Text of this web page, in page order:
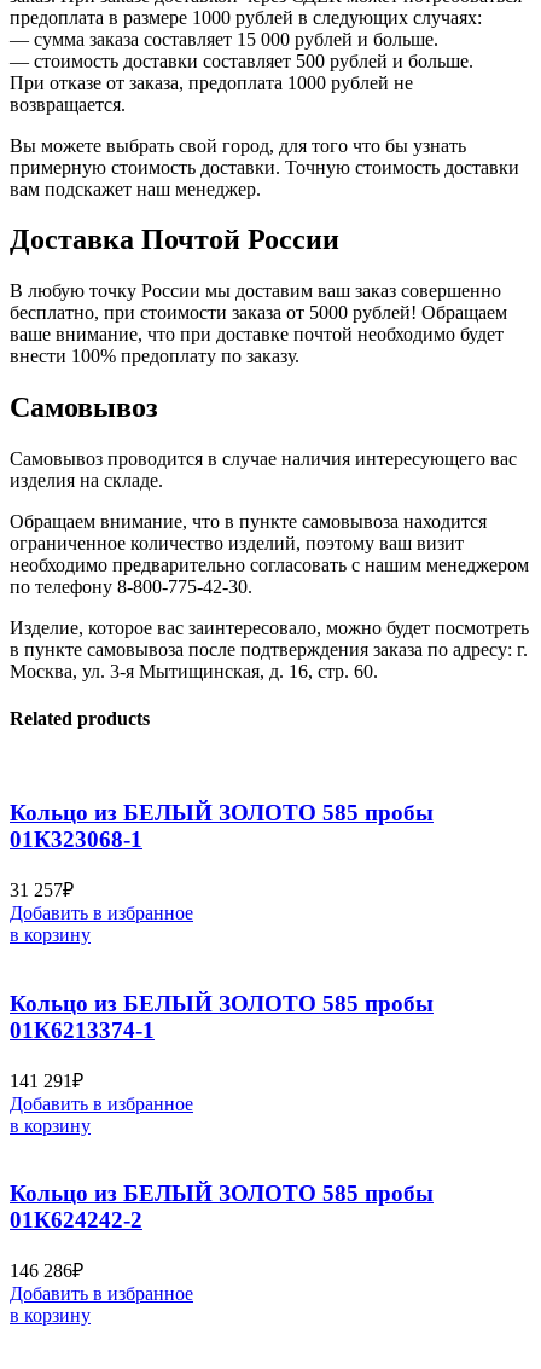
предоплата в размере 1000 рублей в следующих случаях:
— сумма заказа составляет 15 000 рублей и больше.
— стоимость доставки составляет 500 рублей и больше.
При отказе от заказа, предоплата 1000 рублей не
возвращается.
Вы можете выбрать свой город, для того что бы узнать
примерную стоимость доставки. Точную стоимость доставки
вам подскажет наш менеджер.
Доставка Почтой России
В любую точку России мы доставим ваш заказ совершенно
бесплатно, при стоимости заказа от 5000 рублей! Обращаем
ваше внимание, что при доставке почтой необходимо будет
внести 100% предоплату по заказу.
Самовывоз
Самовывоз проводится в случае наличия интересующего вас
изделия на складе.
Обращаем внимание, что в пункте самовывоза находится
ограниченное количество изделий, поэтому ваш визит
необходимо предварительно согласовать с нашим менеджером
по телефону 8-800-775-42-30.
Изделие, которое вас заинтересовало, можно будет посмотреть
в пункте самовывоза после подтверждения заказа по адресу: г.
Москва, ул. 3-я Мытищинская, д. 16, стр. 60.
Related products
Кольцо из БЕЛЫЙ ЗОЛОТО 585 пробы
01К323068-1
31 257₽
Добавить в избранное
в корзину
Кольцо из БЕЛЫЙ ЗОЛОТО 585 пробы
01К6213374-1
141 291₽
Добавить в избранное
в корзину
Кольцо из БЕЛЫЙ ЗОЛОТО 585 пробы
01К624242-2
146 286₽
Добавить в избранное
в корзину